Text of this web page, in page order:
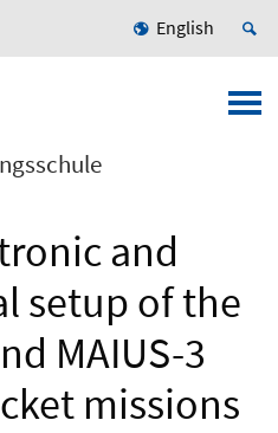
English
and
setup of the
MAIUS-3
missions